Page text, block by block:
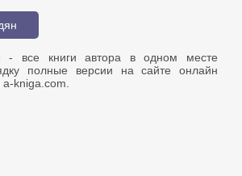
- все книги автора в одном месте
полные версии на сайте онлайн
kniga.com.